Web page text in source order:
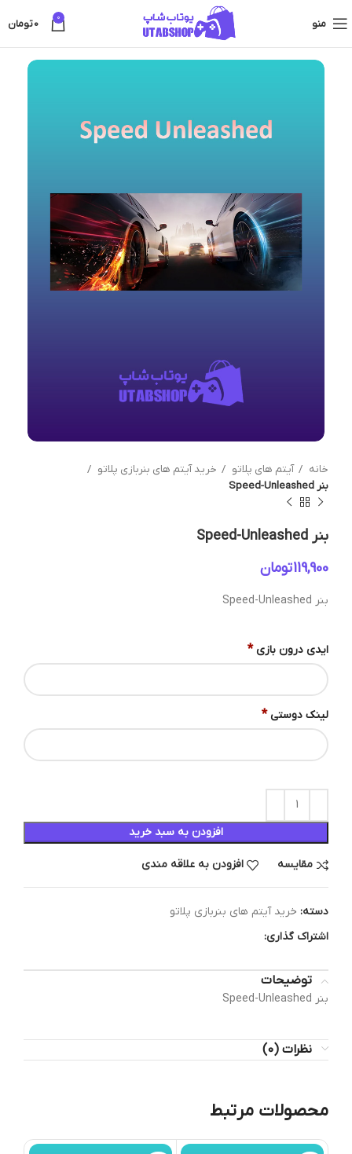
منو 0
0تومان
خانه آیتم های پلاتو
خرید آیتم های بنربازی پلاتو
بنر Speed-Unleashed
بنر Speed-Unleashed
تومان
بنر Speed-Unleashed
ایدی درون بازی *
لینک دوستی *
افزودن به سبد خرید
مقایسه افزودن به علاقه مندی
دسته: خرید آیتم های بنربازی پلاتو
اشتراک گذاری:
توضیحات
بنر Speed-Unleashed
نظرات (0)
محصولات مرتبط